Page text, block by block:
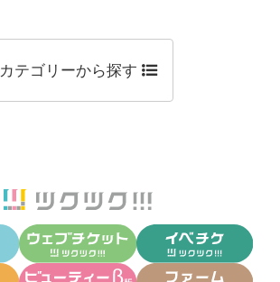
カテゴリーから探す